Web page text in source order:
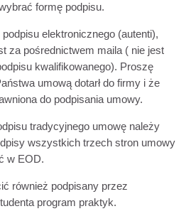
formę podpisu.
elektronicznego (autenti),
za pośrednictwem maila ( nie jest
kwalifikowanego). Proszę
umową dotarł do firmy i że
do podpisania umowy.
tradycyjnego umowę należy
wszystkich trzech stron umowy
w EOD.
również podpisany przez
program praktyk.